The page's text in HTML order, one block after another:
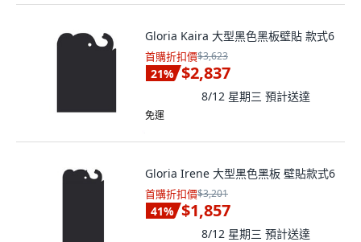
Gloria Kaira 大型黑色黑板壁貼 款式6
首購折扣價$3,623
21% $2,837
8/12 星期三 預計送達
免運
Gloria Irene 大型黑色黑板 壁貼款式6
首購折扣價$3,201
41% $1,857
8/12 星期三 預計送達